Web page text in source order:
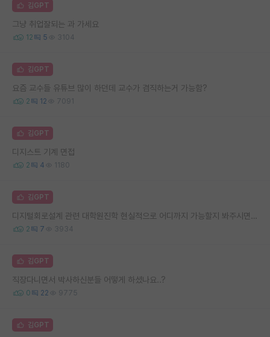
김GPT
그냥 취업잘되는 과 가세요
12 5 3104
김GPT
요즘 교수들 유튜브 많이 하던데 교수가 겸직하는거 가능함?
2 12 7091
김GPT
디지스트 기계 면접
2 4 1180
김GPT
디지털회로설계 관련 대학원진학 현실적으로 어디까지 가능할지 봐주시면 고맙겠습니다.
2 7 3934
김GPT
직장다니면서 박사하신분들 어떻게 하셨나요..?
0 22 9775
김GPT